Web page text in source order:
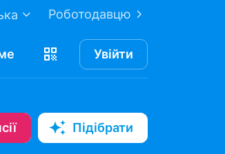
Роботодавцю
Увійти
Підібрати